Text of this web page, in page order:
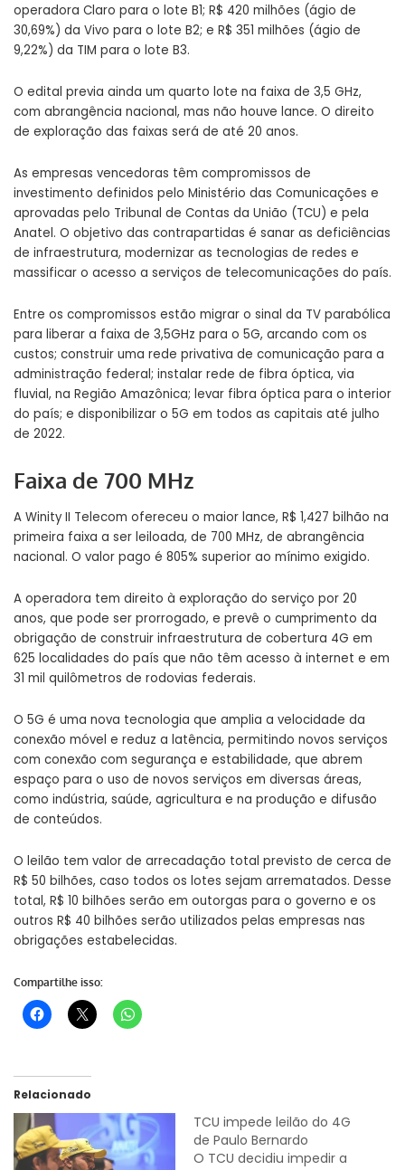
operadora Claro para o lote B1; R$ 420 milhões (ágio de
30,69%) da Vivo para o lote B2; e R$ 351 milhões (ágio de
9,22%) da TIM para o lote B3.
O edital previa ainda um quarto lote na faixa de 3,5 GHz,
com abrangência nacional, mas não houve lance. O direito
de exploração das faixas será de até 20 anos.
As empresas vencedoras têm compromissos de
investimento definidos pelo Ministério das Comunicações e
aprovadas pelo Tribunal de Contas da União (TCU) e pela
Anatel. O objetivo das contrapartidas é sanar as deficiências
de infraestrutura, modernizar as tecnologias de redes e
massificar o acesso a serviços de telecomunicações do país.
Entre os compromissos estão migrar o sinal da TV parabólica
para liberar a faixa de 3,5GHz para o 5G, arcando com os
custos; construir uma rede privativa de comunicação para a
administração federal; instalar rede de fibra óptica, via
fluvial, na Região Amazônica; levar fibra óptica para o interior
do país; e disponibilizar o 5G em todos as capitais até julho
de 2022.
Faixa de 700 MHz
A Winity II Telecom ofereceu o maior lance, R$ 1,427 bilhão na
primeira faixa a ser leiloada, de 700 MHz, de abrangência
nacional. O valor pago é 805% superior ao mínimo exigido.
A operadora tem direito à exploração do serviço por 20
anos, que pode ser prorrogado, e prevê o cumprimento da
obrigação de construir infraestrutura de cobertura 4G em
625 localidades do país que não têm acesso à internet e em
31 mil quilômetros de rodovias federais.
O 5G é uma nova tecnologia que amplia a velocidade da
conexão móvel e reduz a latência, permitindo novos serviços
com conexão com segurança e estabilidade, que abrem
espaço para o uso de novos serviços em diversas áreas,
como indústria, saúde, agricultura e na produção e difusão
de conteúdos.
O leilão tem valor de arrecadação total previsto de cerca de
R$ 50 bilhões, caso todos os lotes sejam arrematados. Desse
total, R$ 10 bilhões serão em outorgas para o governo e os
outros R$ 40 bilhões serão utilizados pelas empresas nas
obrigações estabelecidas.
Compartilhe isso:
Relacionado
TCU impede leilão do 4G
de Paulo Bernardo
O TCU decidiu impedir a